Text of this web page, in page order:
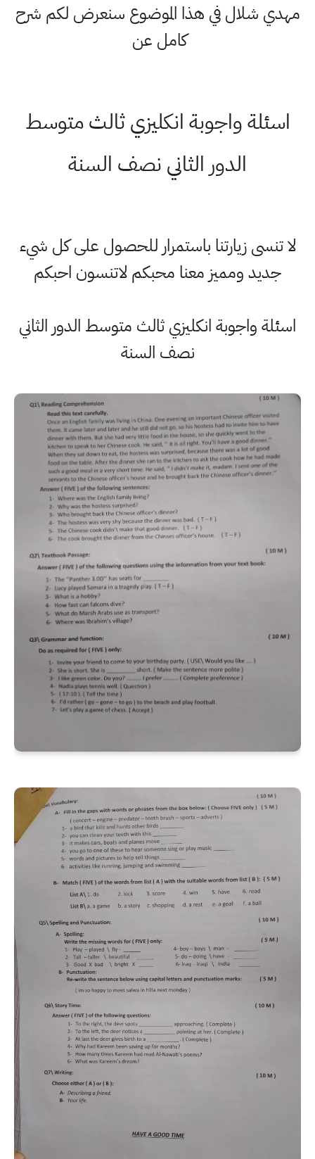
مهدي شلال في هذا الموضوع سنعرض لكم شرح
كامل عن
اسئلة واجوبة انكليزي ثالث متوسط
الدور الثاني نصف السنة
لا تنسى زيارتنا باستمرار للحصول على كل شيء
جديد ومميز معنا محبكم لاتنسون احبكم
اسئلة واجوبة انكليزي ثالث متوسط الدور الثاني
نصف السنة